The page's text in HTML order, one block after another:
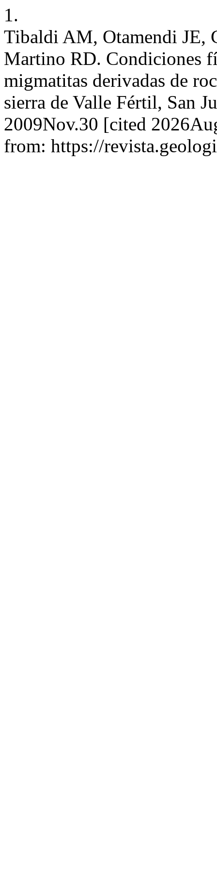
1.
Tibaldi AM, Otamendi
Martino RD. Condiciones
migmatitas derivadas de
sierra de Valle Fértil, San
2009Nov.30 [cited
from: https://